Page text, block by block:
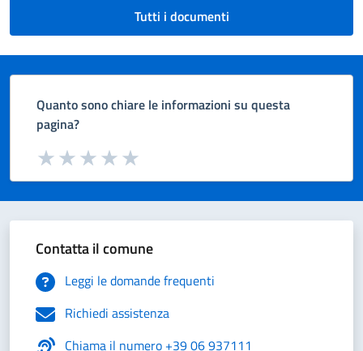
Tutti i documenti
Quanto sono chiare le informazioni su questa
pagina?
Valuta da 1 a 5 stelle la pagina
Valuta 5 stelle su 5
Valuta 4 stelle su 5
Valuta 3 stelle su 5
Valuta 2 stelle su 5
Valuta 1 stelle su 5
Contatta il comune
Leggi le domande frequenti
Richiedi assistenza
Chiama il numero +39 06 937111